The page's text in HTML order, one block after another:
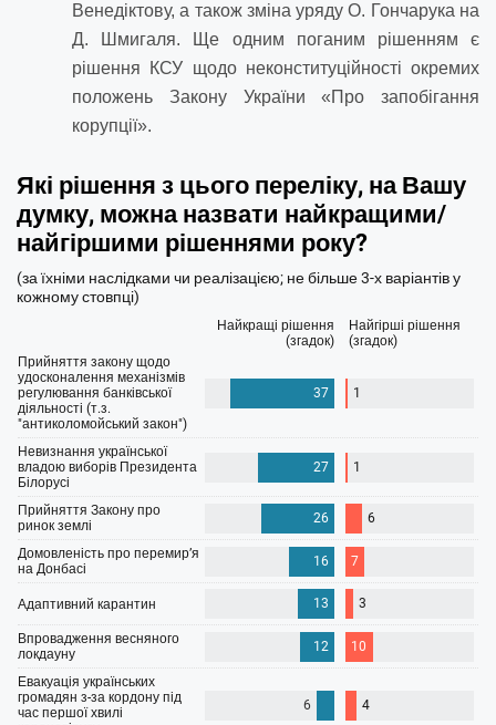
Венедіктову, а також зміна уряду О. Гончарука на
Д. Шмигаля. Ще одним поганим рішенням є
рішення КСУ щодо неконституційності окремих
положень Закону України «Про запобігання
корупції».